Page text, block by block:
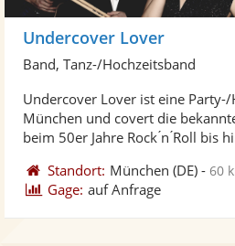
Undercover Lover
Band, Tanz-/Hochzeitsband
Undercover Lover ist eine
München und covert die
beim 50er Jahre Rock ́n ́Roll bis
Standort: München (DE) -60
Gage: auf Anfrage